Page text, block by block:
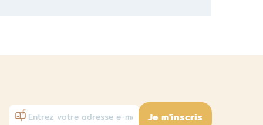
Je m'inscris